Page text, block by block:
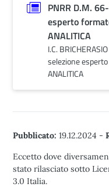
PNRR D.M.
esperto
ANALITICA
I.C.
selezione
ANALITICA
Pubblicato: 19.12.2024 -
Eccetto dove
stato rilasciato sotto
3.0 Italia.